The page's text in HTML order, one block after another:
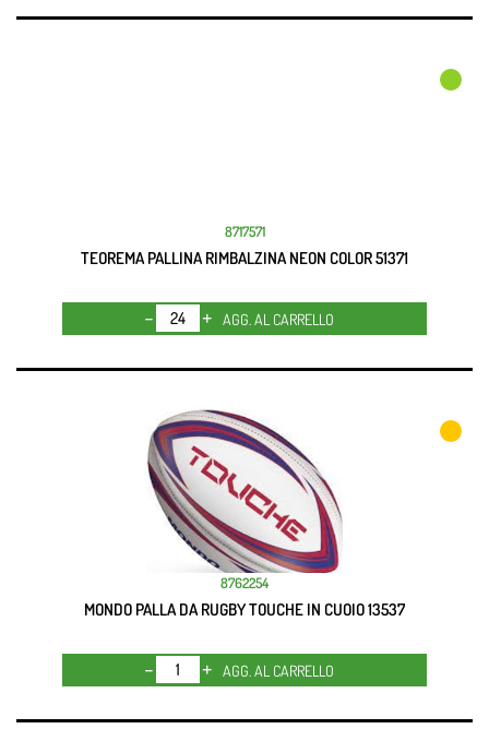
8717571
TEOREMA PALLINA RIMBALZINA NEON COLOR 51371
Quantità
AGG. AL CARRELLO
8762254
MONDO PALLA DA RUGBY TOUCHE IN CUOIO 13537
Quantità
AGG. AL CARRELLO